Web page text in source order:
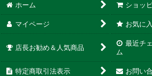
ホーム ショッ
マイページ お気に
店長お勧め＆人気商品
最近チ
ム
特定商取引法表示 お問い